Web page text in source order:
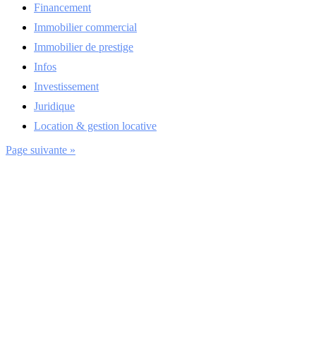
Financement
Immobilier commercial
Immobilier de prestige
Infos
Investissement
Juridique
Location & gestion locative
Page suivante »